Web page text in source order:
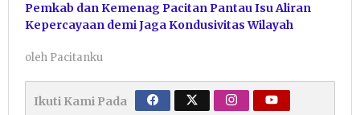
Pemkab dan Kemenag Pacitan Pantau Isu Aliran
Kepercayaan demi Jaga Kondusivitas Wilayah
oleh Pacitanku
Ikuti Kami Pada